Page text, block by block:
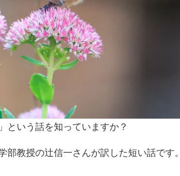
という話を知っていますか？
教授の辻信一さんが訳した短い話です。